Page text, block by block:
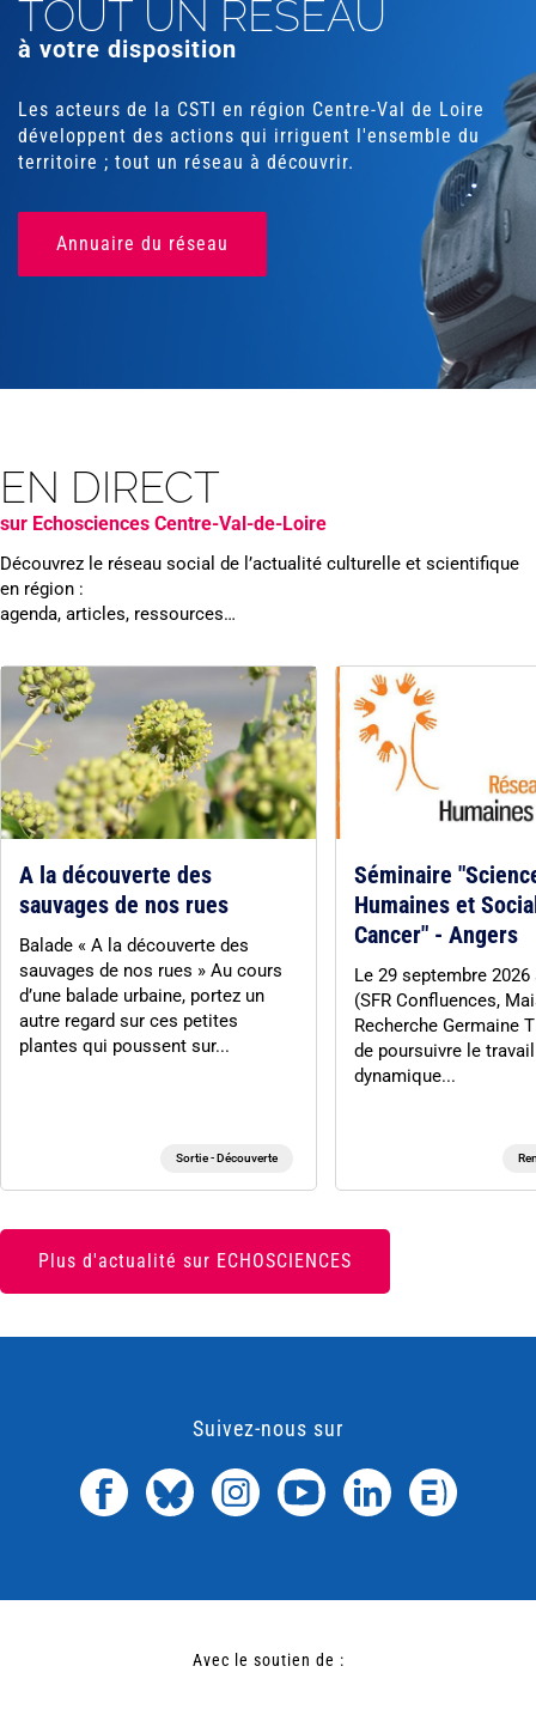
TOUT UN RÉSEAU
à votre disposition
Les acteurs de la CSTI en région Centre-Val de Loire
développent des actions qui irriguent l'ensemble du
territoire ; tout un réseau à découvrir.
Annuaire du réseau
EN DIRECT
sur Echosciences Centre-Val-de-Loire
Découvrez le réseau social de l’actualité culturelle et scientifique
en région :
agenda, articles, ressources…
A la découverte des
sauvages de nos rues
Balade « A la découverte des
sauvages de nos rues » Au cours
d’une balade urbaine, portez un
autre regard sur ces petites
plantes qui poussent sur...
Sortie - Découverte
Séminaire
Humaines et
Cancer" - Angers
Le 29 septembre 2026
(SFR Confluences,
Recherche Germaine
de poursuivre le
dynamique...
Plus d'actualité sur ECHOSCIENCES
Suivez-nous sur
Avec le soutien de :